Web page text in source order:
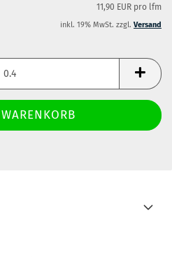
11,90 EUR pro lfm
inkl. 19% MwSt. zzgl. Versand